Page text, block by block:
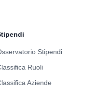
e gap
Stipendi
Ruoli
Aziende